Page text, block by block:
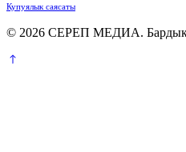
Купуялык саясаты
© 2026 СЕРЕП МЕДИА. Бардык